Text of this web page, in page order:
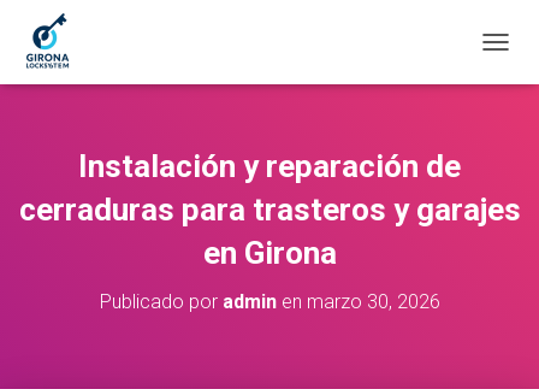
A
M
Instalación y reparación de
cerraduras para trasteros y garajes
en Girona
Publicado por adminen marzo 30, 2026